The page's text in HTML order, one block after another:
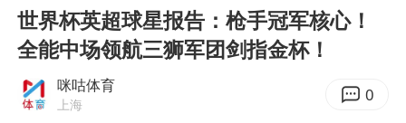
吉林一“温度计大楼”读数爆表
泰国一女公务员妆容引争议 本人回应
世界杯英超球星报告：枪手冠军核心！
全能中场领航三狮军团剑指金杯！
咪咕体育
上海 0